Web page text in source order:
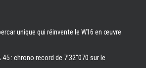
unique qui réinvente le W16 en œuvre
: chrono record de 7’32″070 sur le